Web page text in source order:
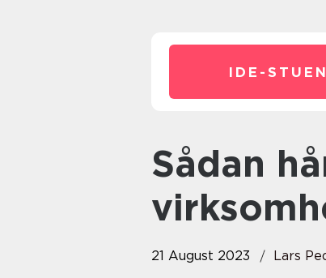
IDE-
Sådan håndterer du bedst din
21 August 2023 Lars